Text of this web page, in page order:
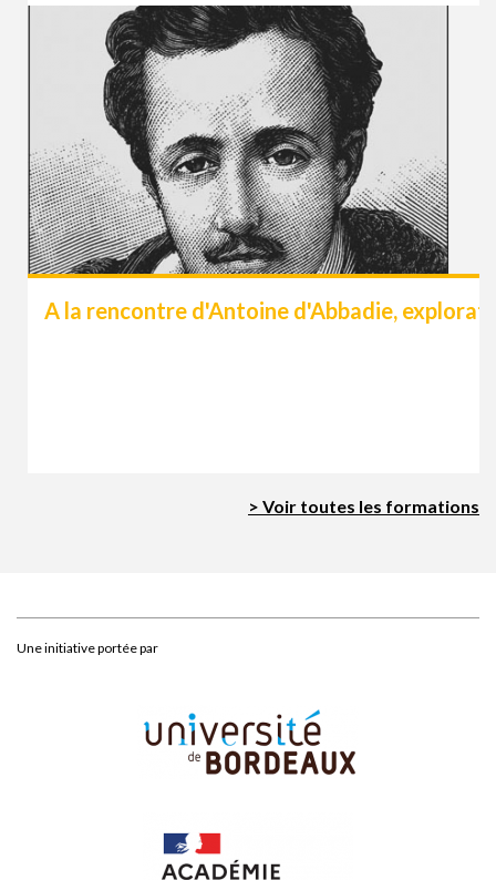
A la rencontre d'Antoine d'Abbadie,
> Voir toutes les formations
Une initiative portée par